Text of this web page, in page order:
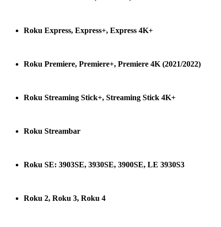
Roku Express, Express+, Express 4K+
Roku Premiere, Premiere+, Premiere 4K (2021/2022)
Roku Streaming Stick+, Streaming Stick 4K+
Roku Streambar
Roku SE: 3903SE, 3930SE, 3900SE, LE 3930S3
Roku 2, Roku 3, Roku 4